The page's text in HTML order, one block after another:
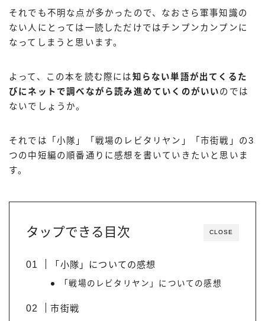
それでも不明な点が多かったので、なおさら軍事知識の
ない人にとっては一読しただけではチンプンカンプンに
なってしまうと思います。
よって、この本を読む際には知らない単語が出てくるた
びにネットで調べながら読み進めていくのがいいのでは
ないでしょうか。
それでは「小隊」「戦場のレビタリヤン」「市街戦」の3
つの中短編の順番通りに感想を書いていきたいと思いま
す。
CLOSE
タップできる目次
「小隊」についての感想
「戦場のレビタリヤン」についての感想
市街戦